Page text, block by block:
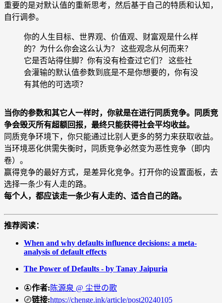
重要的是对默认值的重新思考，然后基于自己的特质和认知，
自行调参。
你的人生目标、世界观、价值观、财富观是什么样
的？为什么你会这么认为？ 这些观念从何而来？
它是否站得住脚？你有没有检查过它们？ 这些社
会灌输的默认值参数到底是不是你想要的，你有没
有其他的可选项？
当你的参数和其它人一样时，你就是在进行同质竞争。同质竞
争会毁灭所有超额回报，最终只能获得社会平均收益。
同质竞争环境下，你只能通过比别人更多的努力来获取收益。
当环境恶化供需失衡时，同质竞争必然变为恶性竞争（即内
卷）。
赢得竞争的最好方式，是差异化竞争。打开你的设置面板，去
选择一条少有人走的路。
每个人，都应该走一条少有人走的、适合自己的路。
推荐阅读：
When and why defaults influence decisions: a meta-
analysis of default effects
The Power of Defaults - by Tanay Jaipuria
作者: 陈源泉 @ 尘世の歌
链接:https://chenge.ink/article/post20240105